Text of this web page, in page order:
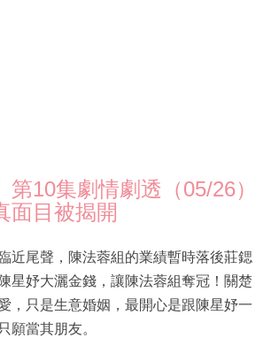
第10集劇情劇透（05/26）
面目被揭開
近尾聲，陳法蓉組的業績暫時落後莊鍶
星妤大灑金錢，讓陳法蓉組奪冠！關楚
，只是生意婚姻，最開心是跟陳星妤一
願當其朋友。